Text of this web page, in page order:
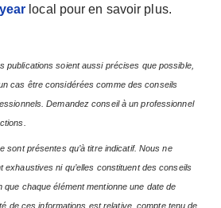
local pour en savoir plus.
publications soient aussi précises que possible,
cas être considérées comme des conseils
Demandez conseil à un professionnel
sont présentes qu’à titre indicatif. Nous ne
exhaustives ni qu’elles constituent des conseils
que chaque élément mentionne une date de
de ces informations est relative, compte tenu de